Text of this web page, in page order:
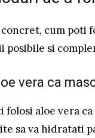
cum poti
posibile si
vera ca
folosi aloe vera
sa va hidratati